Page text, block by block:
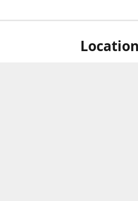
Location